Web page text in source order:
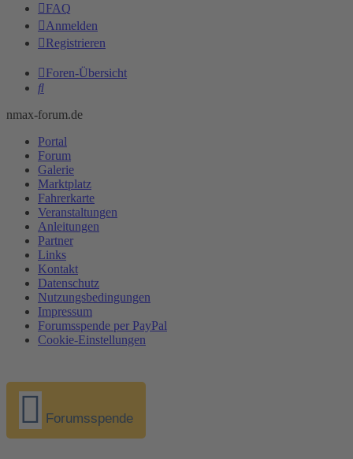
FAQ
Anmelden
Registrieren
Foren-Übersicht
Suche
nmax-forum.de
Portal
Forum
Galerie
Marktplatz
Fahrerkarte
Veranstaltungen
Anleitungen
Partner
Links
Kontakt
Datenschutz
Nutzungsbedingungen
Impressum
Forumsspende per PayPal
Cookie-Einstellungen
Forumsspende